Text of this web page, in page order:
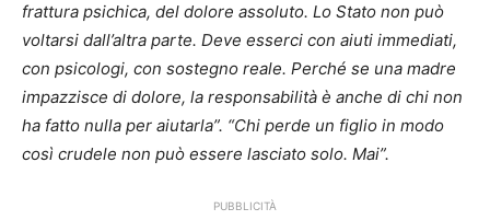
frattura psichica, del dolore assoluto. Lo Stato non può
voltarsi dall’altra parte. Deve esserci con aiuti immediati,
con psicologi, con sostegno reale. Perché se una madre
impazzisce di dolore, la responsabilità è anche di chi non
ha fatto nulla per aiutarla”. “Chi perde un figlio in modo
così crudele non può essere lasciato solo. Mai”.
PUBBLICITÀ